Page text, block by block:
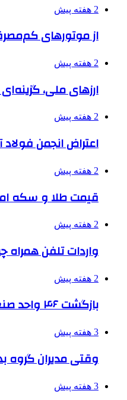
2 هفته پیش
از موتورهای
2 هفته پیش
ارزهای ملی،
2 هفته پیش
اعتراض انجمن
2 هفته پیش
قیمت طلا و سکه امروز یک
2 هفته پیش
واردات تلفن
2 هفته پیش
بازگشت ۴۶ واحد صنعتی آسیب‌دیده دو جنگ اخیر البرز به چرخه تولید
3 هفته پیش
وقتی مدیران گروه
3 هفته پیش